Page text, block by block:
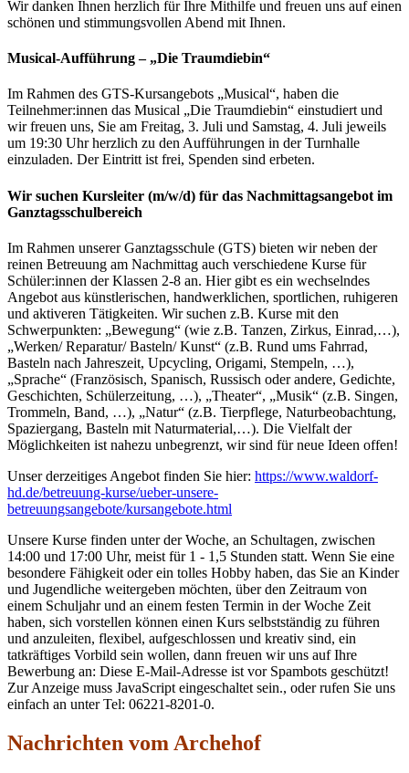
Wir danken Ihnen herzlich für Ihre Mithilfe und freuen uns auf einen
schönen und stimmungsvollen Abend mit Ihnen.
Musical-Aufführung – „Die Traumdiebin“
Im Rahmen des GTS-Kursangebots „Musical“, haben die
Teilnehmer:innen das Musical „Die Traumdiebin“ einstudiert und
wir freuen uns, Sie am Freitag, 3. Juli und Samstag, 4. Juli jeweils
um 19:30 Uhr herzlich zu den Aufführungen in der Turnhalle
einzuladen. Der Eintritt ist frei, Spenden sind erbeten.
Wir suchen Kursleiter (m/w/d) für das Nachmittagsangebot im
Ganztagsschulbereich
Im Rahmen unserer Ganztagsschule (GTS) bieten wir neben der
reinen Betreuung am Nachmittag auch verschiedene Kurse für
Schüler:innen der Klassen 2-8 an. Hier gibt es ein wechselndes
Angebot aus künstlerischen, handwerklichen, sportlichen, ruhigeren
und aktiveren Tätigkeiten. Wir suchen z.B. Kurse mit den
Schwerpunkten: „Bewegung“ (wie z.B. Tanzen, Zirkus, Einrad,…),
„Werken/ Reparatur/ Basteln/ Kunst“ (z.B. Rund ums Fahrrad,
Basteln nach Jahreszeit, Upcycling, Origami, Stempeln, …),
„Sprache“ (Französisch, Spanisch, Russisch oder andere, Gedichte,
Geschichten, Schülerzeitung, …), „Theater“, „Musik“ (z.B. Singen,
Trommeln, Band, …), „Natur“ (z.B. Tierpflege, Naturbeobachtung,
Spaziergang, Basteln mit Naturmaterial,…). Die Vielfalt der
Möglichkeiten ist nahezu unbegrenzt, wir sind für neue Ideen offen!
Unser derzeitiges Angebot finden Sie hier: https://www.waldorf-
hd.de/betreuung-kurse/ueber-unsere-
betreuungsangebote/kursangebote.html
Unsere Kurse finden unter der Woche, an Schultagen, zwischen
14:00 und 17:00 Uhr, meist für 1 - 1,5 Stunden statt. Wenn Sie eine
besondere Fähigkeit oder ein tolles Hobby haben, das Sie an Kinder
und Jugendliche weitergeben möchten, über den Zeitraum von
einem Schuljahr und an einem festen Termin in der Woche Zeit
haben, sich vorstellen können einen Kurs selbstständig zu führen
und anzuleiten, flexibel, aufgeschlossen und kreativ sind, ein
tatkräftiges Vorbild sein wollen, dann freuen wir uns auf Ihre
Bewerbung an: Diese E-Mail-Adresse ist vor Spambots geschützt!
Zur Anzeige muss JavaScript eingeschaltet sein., oder rufen Sie uns
einfach an unter Tel: 06221-8201-0.
Nachrichten vom Archehof